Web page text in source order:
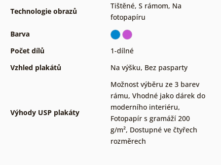
Technologie obrazů
Tištěné, S rámom, Na
fotopapíru
Barva
Počet dílů
1-dílné
Vzhled plakátů
Na výšku, Bez pasparty
Výhody USP plakáty
Možnost výběru ze 3 barev
rámu, Vhodné jako dárek do
moderního interiéru,
Fotopapír s gramáží 200
g/m², Dostupné ve čtyřech
rozměrech